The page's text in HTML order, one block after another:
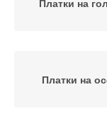
Платки на
Платки на